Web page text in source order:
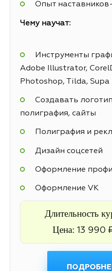
Опыт
Чему научат:
Инструменты
Adobe Illustrator,
Photoshop, Tilda, Supa
Создавать
полиграфия, сайты
Полиграфия и
Дизайн соцсетей
Оформление
Оформление VK
Длительность
Цена: 13 990